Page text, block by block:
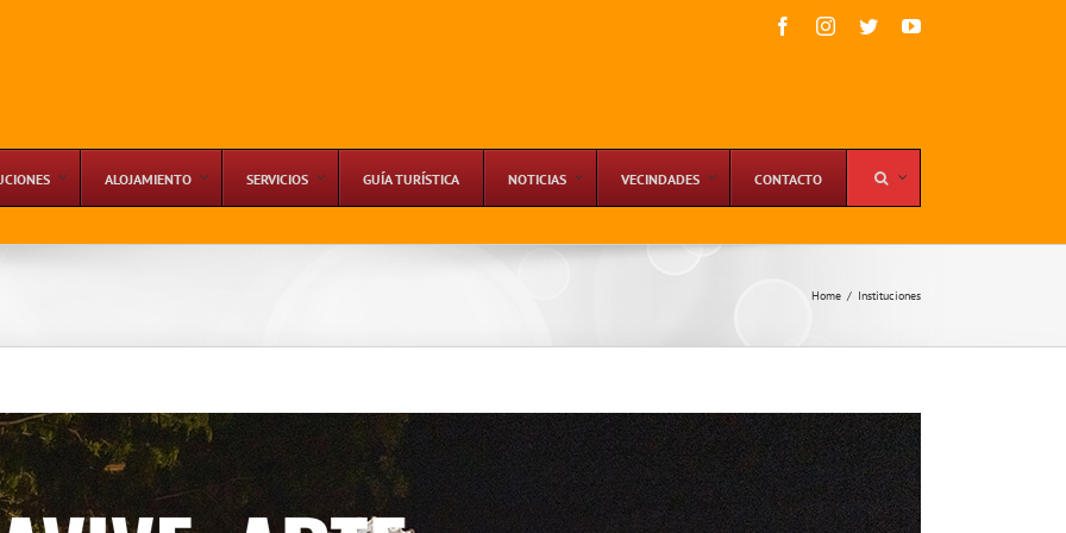
FacebookInstagram
TwitterYouTube
ALOJAMIENTO SERVICIOS GUÍA TURÍSTICA NOTICIAS VECINDADES CONTACTO
Home / Instituciones